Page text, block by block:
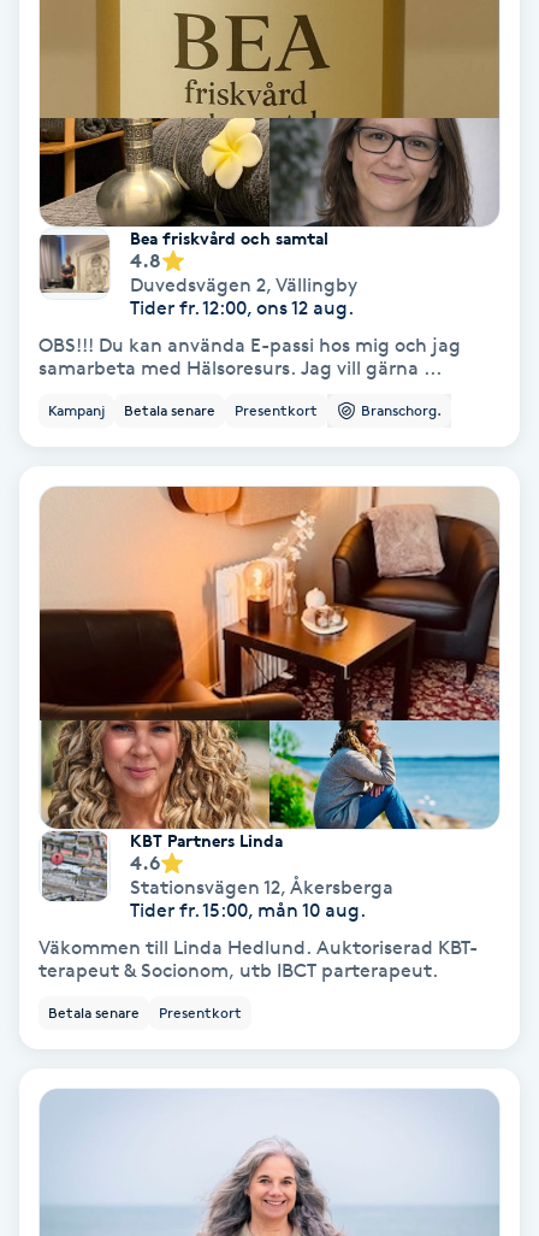
Fillers
Fotmassage
Fotsvamp
Fransförlängning Megavolym
Fransförlängning Volym
Fransk manikyr
Fransrengöring
Funktionsanalys
Bea friskvård och samtal
4.8
Duvedsvägen 2, Vällingby
Tider fr. 12:00, ons 12 aug.
OBS!!! Du kan använda E-passi hos mig och jag
samarbeta med Hälsoresurs. Jag vill gärna ...
Kampanj Betala senare Presentkort Branschorg.
KBT Partners Linda
4.6
Stationsvägen 12, Åkersberga
Tider fr. 15:00, mån 10 aug.
Väkommen till Linda Hedlund. Auktoriserad KBT-
terapeut & Socionom, utb IBCT parterapeut.
Betala senare Presentkort